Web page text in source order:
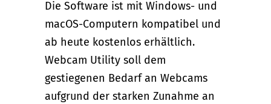
Die Software ist mit Windows- und
macOS-Computern kompatibel und
ab heute kostenlos erhältlich.
Webcam Utility soll dem
gestiegenen Bedarf an Webcams
aufgrund der starken Zunahme an